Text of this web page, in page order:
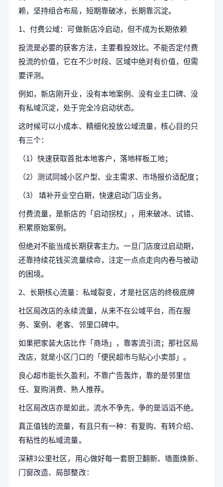
赖，坚持组合布局，短期靠破冰，长期靠沉淀。
1、付费公域：可做新店冷启动，但不成为长期依赖
投流是必要的获客方法，主要看投效比。不能否定付费
投流的价值，它在不少时段、区域中绝对有价值，但需
要评测。
例如，新店刚开业，没有本地案例、没有业主口碑、没
有私域沉淀，处于完全冷启动状态。
这时候可以小成本、精细化投放公域流量，核心目的只
有三个：
（1）快速获取首批本地客户，落地样板工地；
（2）测试同城小区户型、业主需求、市场报价适配度；
（3） 填补开业空白期，快速启动门店业务。
付费流量，是新店的「启动拐杖」，用来破冰、试错、
积累原始案例。
但绝对不能当成长期获客主力。一旦门店度过启动期，
还靠持续花钱买流量续命，注定一点点走向内卷与被动
的困境。
2、长期核心流量：私域裂变，才是社区店的终极底牌
社区局改店的永续流量，从来不在公域平台，而在服
务、案例、老客、邻里口碑中。
如果把家装大店比作「商场」，靠客流引流；那社区局
改店，就是小区门口的「便民超市与贴心小卖部」。
良心超市能长久盈利，不靠广告轰炸，靠的是邻里信
任、复购消费、熟人推荐。
社区局改店亦是如此，流水不争先，争的是滔滔不绝。
真正值钱的流量，有且只有一种：有复购、有转介绍、
有粘性的私域流量。
深耕3公里社区，用心做好每一套厨卫翻新、墙面焕新、
门窗改造、局部整改：